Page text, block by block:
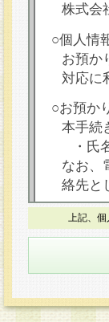
株式
○個人情
お預か
対応に
○お預か
本手続
・氏
なお、
絡先と
○本人
本フォ
○個人
力いた
上記、